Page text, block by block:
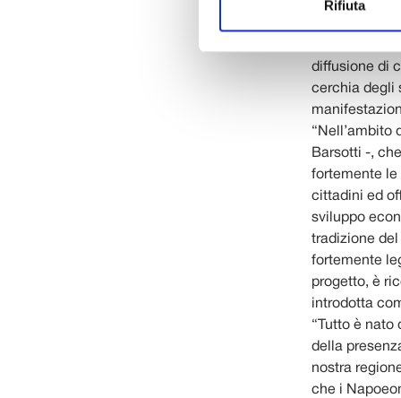
Rifiuta
diffusione di
cerchia degli
“Nell’ambito
Barsotti -,
fortemente le
cittadini ed
sviluppo
tradizione del
fortemente
progetto, è
introdotta
“Tutto è nato
della
nostra
che i